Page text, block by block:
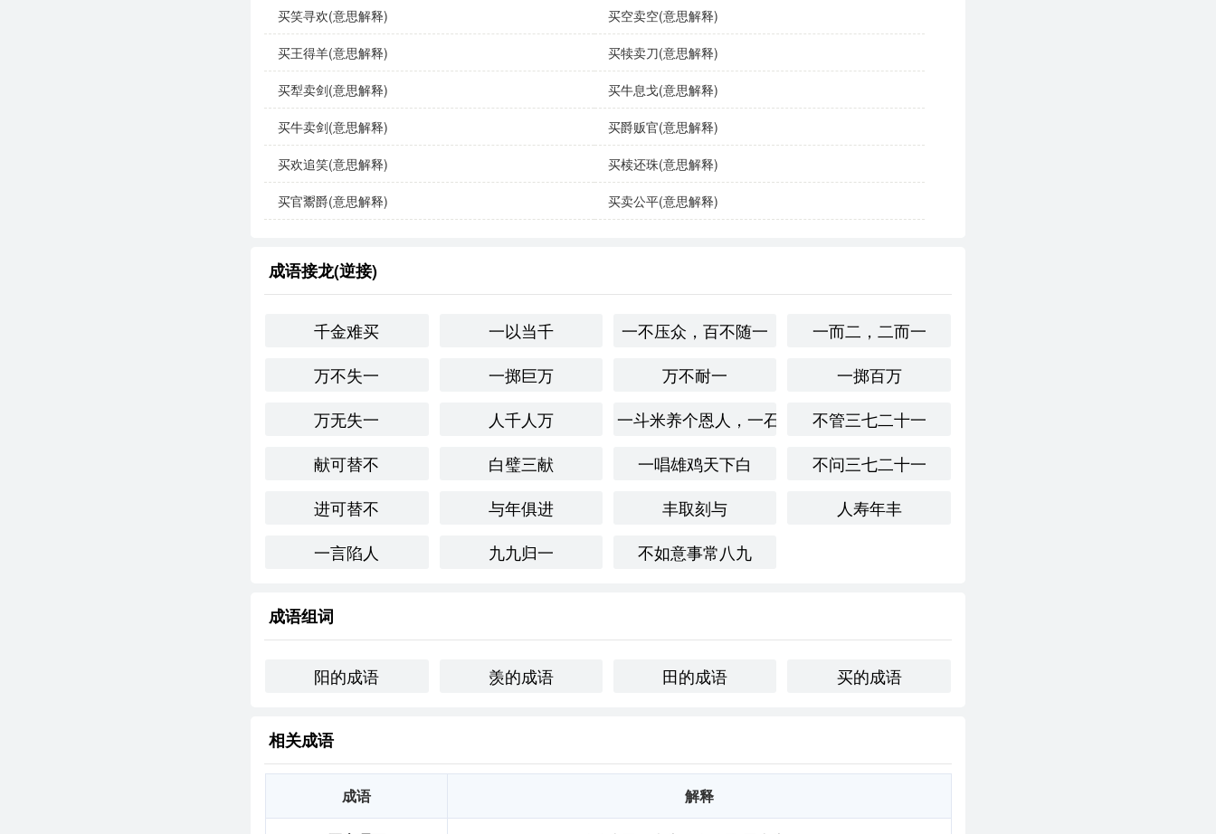
他一直梦想在阳羡买田，过上宁静的田园生活。
随着城市生活的压力增大，越来越多的人选择“买田阳羡”，向往田园生活。
在这次旅行中，我对阳羡的美景感到无比向往，真希望能够在这里买田安家。
同义成语与反义成语：
同义成语：
归隐田园：表示回归田园生活，远离喧嚣的城市生活。
反义成语：
趋炎附势：意指迎合权势，追逐名利，与追求隐逸的生活方式相反。
浮华世界
：形容世俗繁华的生活，与宁静的田园生活相对立。
对自然的渴望依然存在，尤其是在快节奏的生活中，许多人开始重新审视生活方式，寻求内心的宁静。
情感与联想：
生活的热爱，促使我反思自己在忙碌生活中的价值观。
个人应用：
在我个人的经历中，曾经在一段时间内感到工作压力很大，心灵疲惫。于是，我选择了短途旅行，前往一些
创造性使用：
在一个阳光明媚的早晨，我漫步在阳羡的田野间，耳边传来风吹过稻谷的声音，心中默念：“在浮华的世界
中，买田阳羡，才是我心之所向。”
买笑寻欢(意思解释) 买空卖空(意思解释)
买王得羊(意思解释) 买犊卖刀(意思解释)
买犁卖剑(意思解释) 买牛息戈(意思解释)
买牛卖剑(意思解释) 买爵贩官(意思解释)
买欢追笑(意思解释) 买椟还珠(意思解释)
买官鬻爵(意思解释) 买卖公平(意思解释)
成语接龙(逆接)
千金难买 一以当千 一不压众，百不随一
一而二，二而一
万不失一
一掷巨万 万不耐一
一掷百万
万无失一
人千人万 一斗米养个恩人，一石米养个仇人不管三七二十一
献可替不
白璧三献 一唱雄鸡天下白
不问三七二十一
进可替不
与年俱进 丰取刻与
人寿年丰
一言陷人
九九归一 不如意事常八九
成语组词
阳的成语 羡的成语 田的成语 买的成语
相关成语
成语 解释